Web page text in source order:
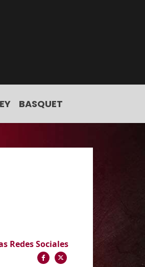
BASQUET
Redes Sociales